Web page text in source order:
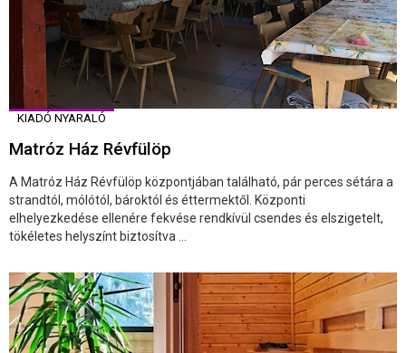
KIADÓ NYARALÓ
Matróz Ház Révfülöp
A Matróz Ház Révfülöp központjában található, pár perces sétára a
strandtól, mólótól, bároktól és éttermektől. Központi
elhelyezkedése ellenére fekvése rendkívül csendes és elszigetelt,
tökéletes helyszínt biztosítva ...